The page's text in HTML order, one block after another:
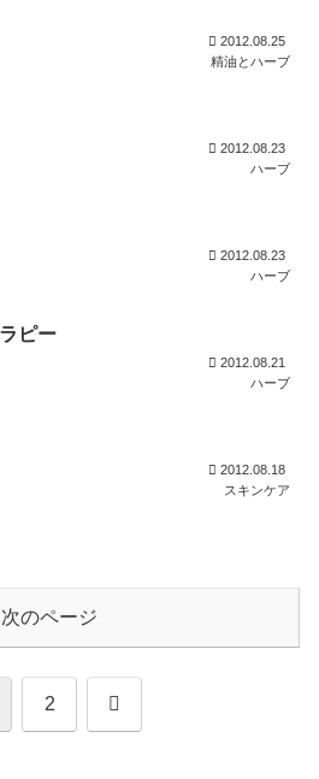
2012.08.25
精油とハーブ
2012.08.23
ハーブ
2012.08.23
ハーブ
ピー
2012.08.21
ハーブ
2012.08.18
スキンケア
次のページ
2 次